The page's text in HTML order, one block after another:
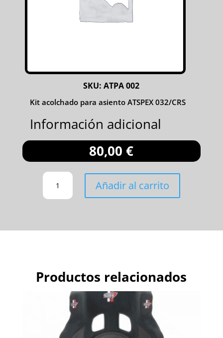
SKU:ATPA 002
Kit acolchado para asiento ATSPEX 032/CRS
Información adicional
80,00€
KIT
ACOLCHADO
ATSPEX
Añadir al carrito
Productos relacionados